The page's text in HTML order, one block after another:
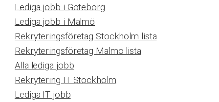
Lediga jobb i Göteborg
Lediga jobb i Malmö
Rekryteringsföretag Stockholm lista
Rekryteringsföretag Malmö lista
Alla lediga jobb
Rekrytering IT Stockholm
Lediga IT jobb